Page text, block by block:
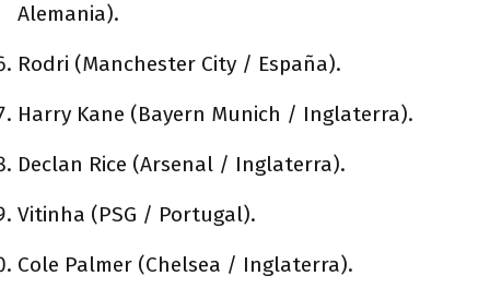
Alemania).
Rodri (Manchester City / España).
Harry Kane (Bayern Munich / Inglaterra).
Declan Rice (Arsenal / Inglaterra).
Vitinha (PSG / Portugal).
Cole Palmer (Chelsea / Inglaterra).